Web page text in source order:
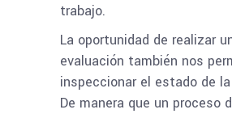
trabajo.
La oportunidad de realizar
evaluación también nos
inspeccionar el estado de
De manera que un proceso